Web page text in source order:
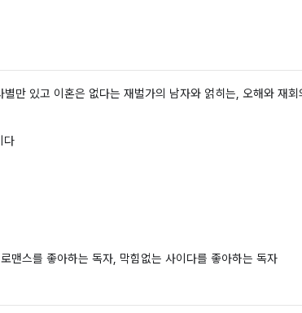
별만 있고 이혼은 없다는 재벌가의 남자와 얽히는, 오해와 재
다
맨스를 좋아하는 독자, 막힘없는 사이다를 좋아하는 독자